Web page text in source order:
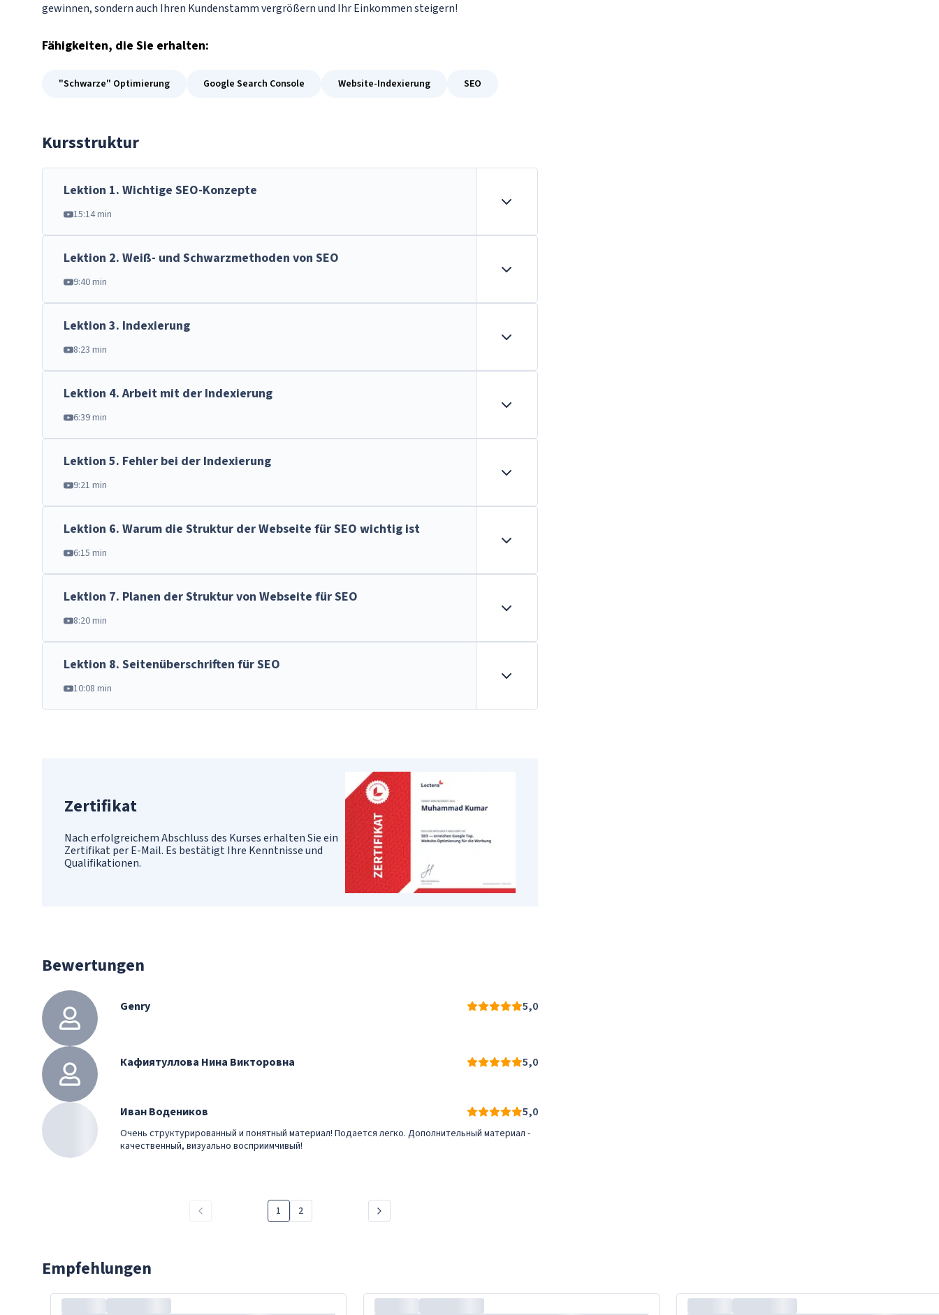
gewinnen, sondern auch Ihren Kundenstamm vergrößern und Ihr Einkommen steigern!
Fähigkeiten, die Sie erhalten:
"Schwarze" Optimierung Google Search Console Website-Indexierung SEO
Kursstruktur
Lektion 1. Wichtige SEO-Konzepte
15:14 min
Lektion 2. Weiß- und Schwarzmethoden von SEO
9:40 min
Lektion 3. Indexierung
8:23 min
Lektion 4.Arbeit mit der Indexierung
6:39 min
Lektion 5. Fehler bei der Indexierung
9:21 min
Lektion 6. Warum die Struktur der Webseite für SEO wichtig ist
6:15 min
Lektion 7. Planen der Struktur von Webseite für SEO
8:20 min
Lektion 8. Seitenüberschriften für SEO
10:08 min
Zertifikat
Nach erfolgreichem Abschluss des Kurses erhalten Sie ein
Zertifikat per E-Mail. Es bestätigt Ihre Kenntnisse und
Qualifikationen.
Bewertungen
Genry 5,0
Кафиятуллова Нина Викторовна 5,0
Иван Водеников 5,0
Очень структурированный и понятный материал! Подается легко. Дополнительный материал -
качественный, визуально восприимчивый!
1 2
Empfehlungen